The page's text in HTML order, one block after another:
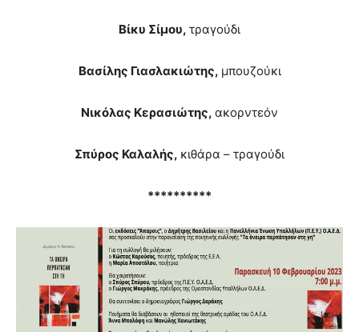
Βίκυ Σίμου, τραγούδι
Βασίλης Γιασλακιώτης, μπουζούκι
Νικόλας Κερασιώτης, ακορντεόν
Σπύρος Καλαλής, κιθάρα – τραγούδι
**********